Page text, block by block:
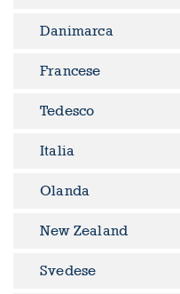
Danimarca
Francese
Tedesco
Italia
Olanda
New Zealand
Svedese